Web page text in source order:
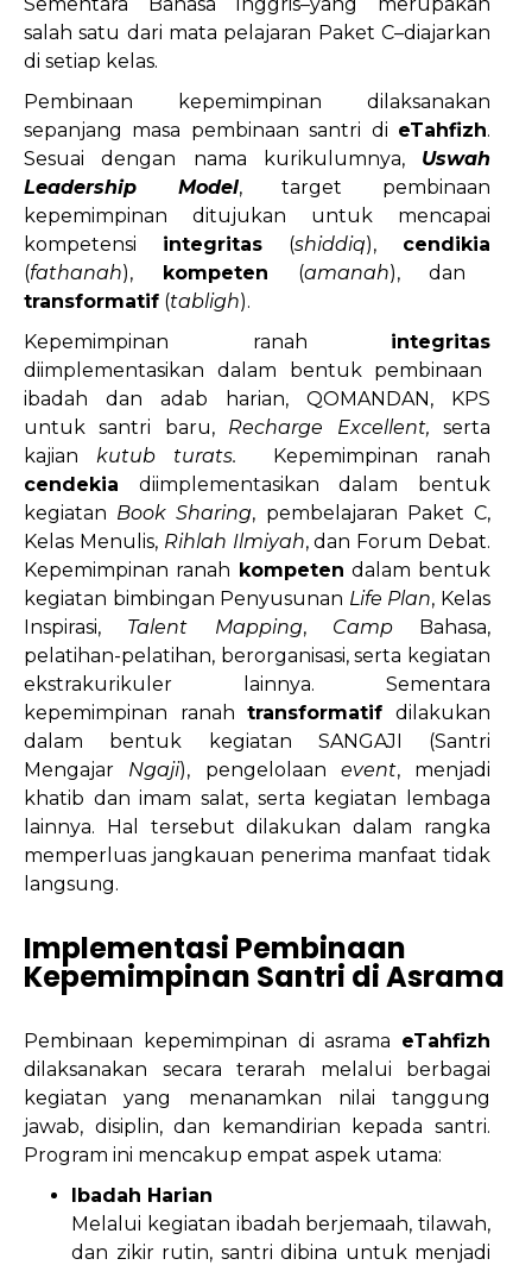
salah satu dari mata pelajaran Paket C–diajarkan
di setiap kelas.
Pembinaan kepemimpinan dilaksanakan
sepanjang masa pembinaan santri di eTahfizh.
Sesuai dengan nama kurikulumnya, Uswah
Leadership Model, target pembinaan
kepemimpinan ditujukan untuk mencapai
kompetensi integritas (shiddiq), cendikia
(fathanah), kompeten (amanah), dan
transformatif (tabligh).
Kepemimpinan ranah integritas
diimplementasikan dalam bentuk pembinaan
ibadah dan adab harian, QOMANDAN, KPS
untuk santri baru, Recharge Excellent, serta
kajiankutub turats.
Kepemimpinan ranah
cendekia diimplementasikan dalam bentuk
kegiatan Book Sharing, pembelajaran Paket C,
Kelas Menulis, Rihlah Ilmiyah, dan Forum Debat.
Kepemimpinan ranah kompeten dalam bentuk
kegiatan bimbingan Penyusunan Life Plan, Kelas
Inspirasi, Talent Mapping, CampBahasa,
pelatihan-pelatihan, berorganisasi, serta kegiatan
ekstrakurikuler lainnya. Sementara
kepemimpinan ranahtransformatif dilakukan
dalam bentuk kegiatan SANGAJI (Santri
Mengajar Ngaji), pengelolaan event, menjadi
khatib dan imam salat, serta kegiatan lembaga
lainnya. Hal tersebut dilakukan dalam rangka
memperluas jangkauan penerima manfaat tidak
langsung.
Implementasi Pembinaan
Kepemimpinan Santri di Asrama
Pembinaan kepemimpinan di asrama eTahfizh
dilaksanakan secara terarah melalui berbagai
kegiatan yang menanamkan nilai tanggung
jawab, disiplin, dan kemandirian kepada santri.
Program ini mencakup empat aspek utama:
Ibadah Harian
Melalui kegiatan ibadah berjemaah, tilawah,
dan zikir rutin, santri dibina untuk menjadi